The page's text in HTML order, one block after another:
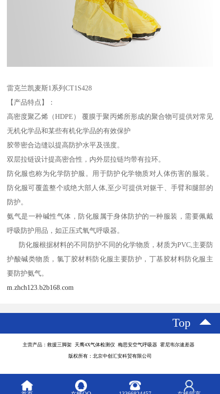
雷克兰凯麦斯1系列CT1S428
【产品特点】：
高密度聚乙烯（HDPE） 覆膜于聚丙烯所形成的聚合物可提供对常见
无机化学品和某些有机化学品的有效保护
胶带密合边缝以提高防护水平及强度。
双层拉链设计提高密合性，内外层拉链均带有拉环。
防化服也称为化学防护服。用于防护化学物质对人体伤害的服装。
防化服可覆盖整个或绝大部人体,至少可提供对躯干、手臂和腿部的
防护。
氨气是一种碱性气体，防化服属于身体防护的一种服装，需要佩戴
呼吸防护用品，如正压式氧气呼吸器。
防化服根据材料的不同防护不同的化学物质，材质为PVC,主要防
护酸碱类物质，氯丁胶材料防化服主要防护，丁基胶材料防化服主
要防护氨气。
m.zhch123.b2b168.com
Top
主营产品：救援三脚架 天鹰4X气体检测仪 梅思安空气呼吸器 霍尼韦尔速差器
版权所有：北京中创汇安科贸有限公司